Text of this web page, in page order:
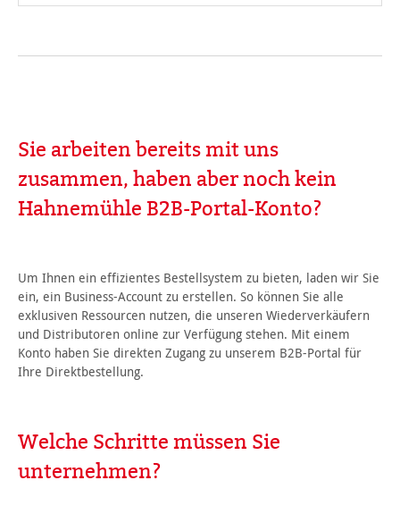
Sie arbeiten bereits mit uns
zusammen, haben aber noch kein
Hahnemühle B2B-Portal-Konto?
Um Ihnen ein effizientes Bestellsystem zu bieten, laden wir Sie
ein, ein Business-Account zu erstellen. So können Sie alle
exklusiven Ressourcen nutzen, die unseren Wiederverkäufern
und Distributoren online zur Verfügung stehen. Mit einem
Konto haben Sie direkten Zugang zu unserem B2B-Portal für
Ihre Direktbestellung.
Welche Schritte müssen Sie
unternehmen?